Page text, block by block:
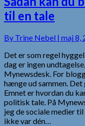
til en tale
By Trine Nebel | maj 8,
Det er som regel
dag er ingen
Mynewsdesk. For
hænge ud sammen.
Emnet er hvordan du
politisk tale. På
jeg de sociale medier
ikke var dén…